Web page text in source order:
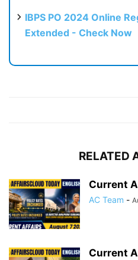
IBPS PO 2024 Online
Extended - Check Now
RELATED
Current
AC Team -
Current